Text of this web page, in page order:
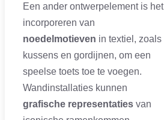
Een ander ontwerpelement is het
incorporeren van
noedelmotieven in textiel, zoals
kussens en gordijnen, om een
speelse toets toe te voegen.
Wandinstallaties kunnen
grafische representaties van